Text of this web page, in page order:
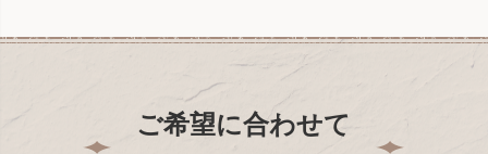
ご希望に合わせて